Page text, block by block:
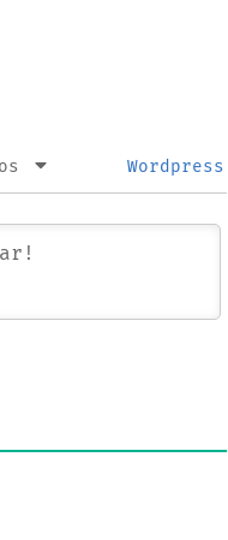
Wordpress